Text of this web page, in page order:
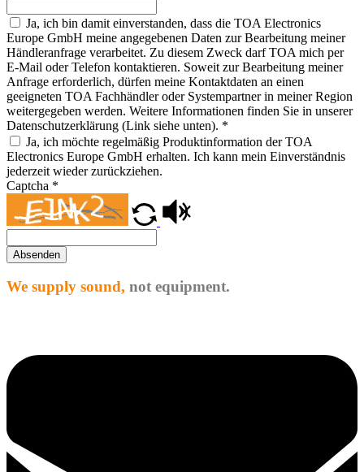
Ja, ich bin damit einverstanden, dass die TOA Electronics
Europe GmbH meine angegebenen Daten zur Bearbeitung meiner
Händleranfrage verarbeitet. Zu diesem Zweck darf TOA mich per
E-Mail oder Telefon kontaktieren. Soweit zur Bearbeitung meiner
Anfrage erforderlich, dürfen meine Kontaktdaten an einen
geeigneten TOA Fachhändler oder Systempartner in meiner Region
weitergegeben werden. Weitere Informationen finden Sie in unserer
Datenschutzerklärung (Link siehe unten). *
Ja, ich möchte regelmäßig Produktinformation der TOA
Electronics Europe GmbH erhalten. Ich kann mein Einverständnis
jederzeit wieder zurückziehen.
Captcha *
Absenden
We supply sound, not equipment.